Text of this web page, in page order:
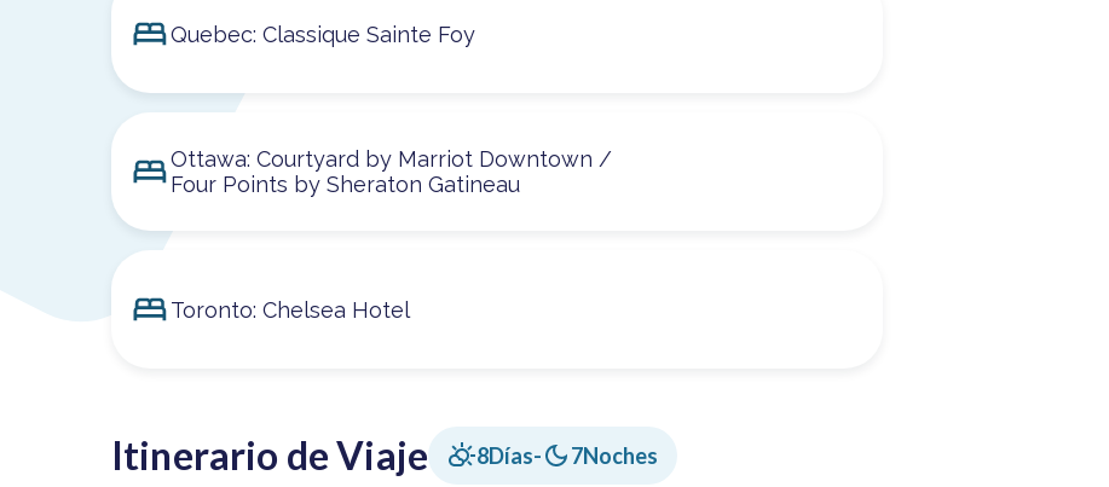
Quebec: Classique Sainte Foy
Ottawa: Courtyard by Marriot Downtown /
Four Points by Sheraton Gatineau
Toronto: Chelsea Hotel
Itinerario de Viaje 8Días- 7Noches